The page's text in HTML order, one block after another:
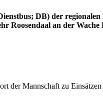
DB) der
Roosendaal an der Wache
der Mannschaft zu